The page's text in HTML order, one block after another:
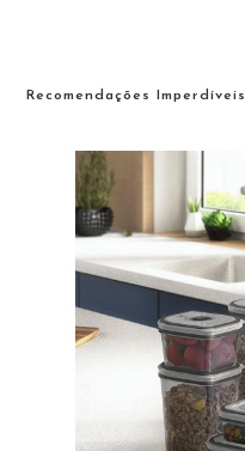
Recomendações Imperdíveis